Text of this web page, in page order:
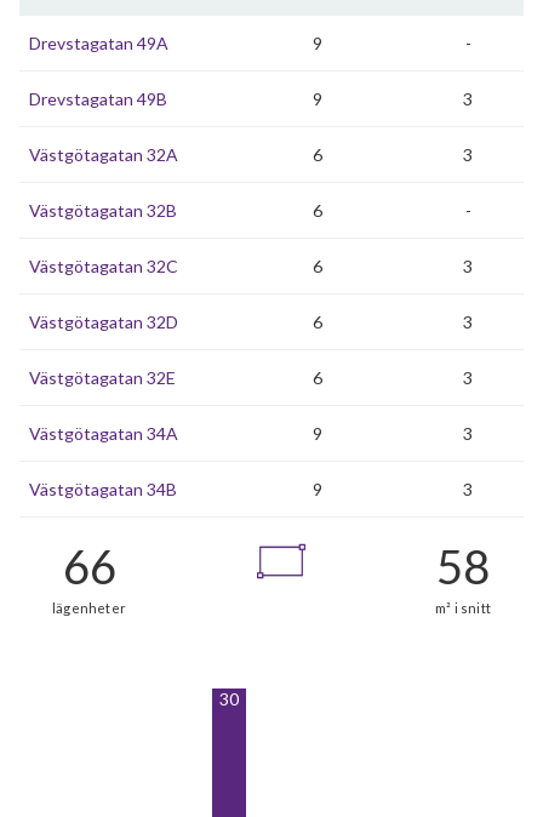
Drevstagatan 49A 9 -
Drevstagatan 49B 9 3
Västgötagatan 32A 6 3
Västgötagatan 32B 6 -
Västgötagatan 32C 6 3
Västgötagatan 32D 6 3
Västgötagatan 32E 6 3
Västgötagatan 34A 9 3
Västgötagatan 34B 9 3
30